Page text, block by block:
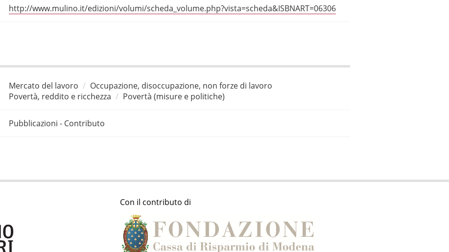
http://www.mulino.it/edizioni/volumi/scheda_volume.php?vista=scheda&ISBNART=06306
Mercato del lavoro
Occupazione, disoccupazione, non forze di lavoro
Povertà, reddito e ricchezza
Povertà (misure e politiche)
Pubblicazioni - Contributo
Con il contributo di